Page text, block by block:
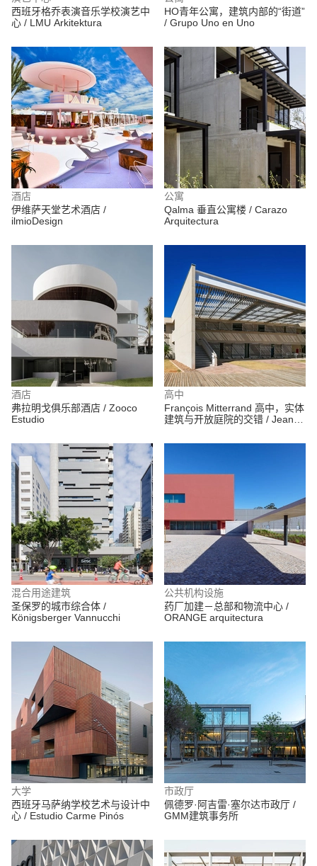
西班牙格乔表演音乐学校演艺中
心 / LMU Arkitektura
HO青年公寓，建筑内部的“街道”
/ Grupo Uno en Uno
酒店
伊维萨天堂艺术酒店 /
ilmioDesign
公寓
Qalma 垂直公寓楼 / Carazo
Arquitectura
酒店
弗拉明戈俱乐部酒店 / Zooco
Estudio
高中
François Mitterrand 高中，实体
建筑与开放庭院的交错 / Jean
混合用途建筑
圣保罗的城市综合体 /
Königsberger Vannucchi
公共机构设施
药厂加建－总部和物流中心 /
ORANGE arquitectura
大学
西班牙马萨纳学校艺术与设计中
心 / Estudio Carme Pinós
市政厅
佩德罗·阿吉雷·塞尔达市政厅 /
GMM建筑事务所